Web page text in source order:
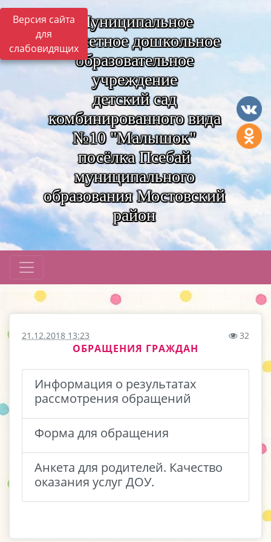
Версия сайта
для
слабовидящих
Муниципальное
бюджетное дошкольное
образовательное
учреждение
детский сад
комбинированного вида
№10 "Малышок"
посёлка Псебай
муниципального
образования Мостовский
район
21.12.2018 13:23 32
ОБРАЩЕНИЯ ГРАЖДАН
Информация о результатах
рассмотрения обращений
Форма для обращения
Анкета для родителей. Качество
оказания услуг ДОУ.